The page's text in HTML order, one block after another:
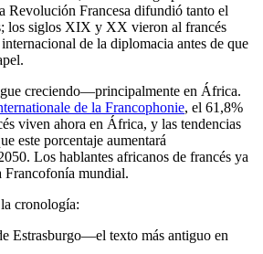
Revolución Francesa difundió tanto el
los siglos XIX y XX vieron al francés
de la diplomacia antes de que
creciendo—principalmente en África.
de la Francophonie, el 61,8%
viven ahora en África, y las tendencias
este porcentaje aumentará
Los hablantes africanos de francés ya
Francofonía mundial.
cronología:
Estrasburgo—el texto más antiguo en